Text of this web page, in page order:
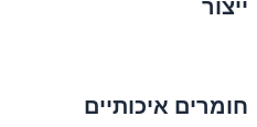
ייצור
חומרים איכותיים